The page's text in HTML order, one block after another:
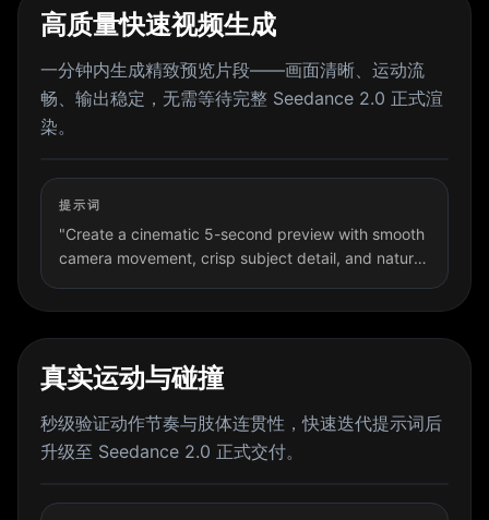
高质量快速视频生成
一分钟内生成精致预览片段——画面清晰、运动流
畅、输出稳定，无需等待完整 Seedance 2.0 正式渲
染。
提示词
"Create a cinematic 5-second preview with smooth
camera movement, crisp subject detail, and natural
真实运动与碰撞
秒级验证动作节奏与肢体连贯性，快速迭代提示词后
升级至 Seedance 2.0 正式交付。